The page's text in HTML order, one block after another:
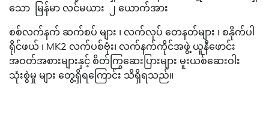
သော မြန်မာ လင်မယား ၂ ယောက်အား
စစ်လက်နက် ဆက်စပ် များ ၊ လက်လုပ် တေနတ်များ ၊ စနိုက်ပါ
ရိုင်ဖယ် ၊ MK2 လက်ပစ်ဗုံး၊ လက်နက်ကိုင်အဖွဲ့ ယူနီဖောင်း
အဝတ်အစားများနှင့် စိတ်ကြွဆေးပြားများ မူးယစ်ဆေးဝါး
သုံးစွဲမှု များ တွေ့ရှိရကြောင်း သိရှိရသည်။